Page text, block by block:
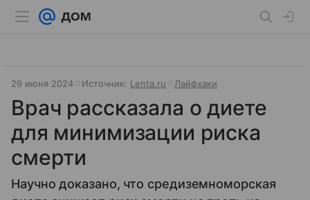
29 июня 2024 Источник: Lenta.ru Лайфхаки
Врач рассказала о диете
для минимизации риска
смерти
Научно доказано, что средиземноморская